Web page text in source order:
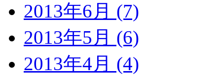
2013年6月 (7)
2013年5月 (6)
2013年4月 (4)